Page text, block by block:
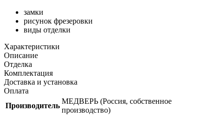
замки
рисунок фрезеровки
виды отделки
Характеристики
Описание
Отделка
Комплектация
Доставка и установка
Оплата
Производитель
МЕДВЕРЬ (Россия, собственное
производство)